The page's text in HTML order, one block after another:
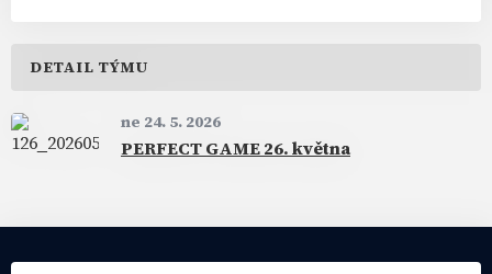
DETAIL TÝMU
ne 24. 5. 2026
PERFECT GAME 26. května